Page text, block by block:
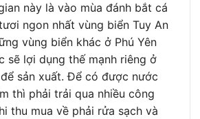
này là vào mùa đánh bắt cá
ngon nhất vùng biển Tuy An
vùng biển khác ở Phú Yên
sẽ lợi dụng thế mạnh riêng ở
sản xuất. Để có được nước
thì phải trải qua nhiều công
thu mua về phải rửa sạch và